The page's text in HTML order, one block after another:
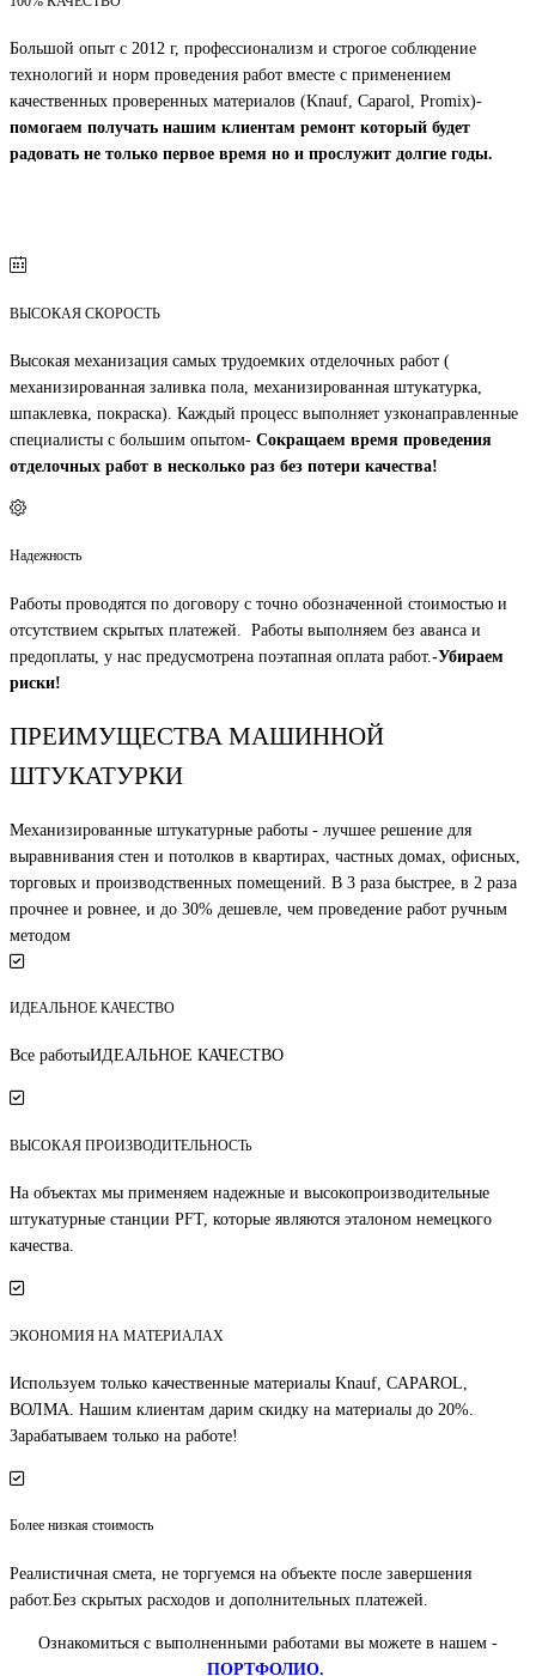
Большой опыт с 2012 г, профессионализм и строгое соблюдение
технологий и норм проведения работ вместе с применением
качественных проверенных материалов (Knauf, Caparol, Promix)-
помогаем получать нашим клиентам ремонт который будет
радовать не только первое время но и прослужит долгие годы.
ВЫСОКАЯ СКОРОСТЬ
Высокая механизация самых трудоемких отделочных работ (
механизированная заливка пола, механизированная штукатурка,
шпаклевка, покраска). Каждый процесс выполняет узконаправленные
специалисты с большим опытом- Сокращаем время проведения
отделочных работ в несколько раз без потери качества!
Надежность
Работы проводятся по договору с точно обозначенной стоимостью и
отсутствием скрытых платежей. Работы выполняем без аванса и
предоплаты, у нас предусмотрена поэтапная оплата работ. -Убираем
риски!
ПРЕИМУЩЕСТВА МАШИННОЙ
ШТУКАТУРКИ
Механизированные штукатурные работы - лучшее решение для
выравнивания стен и потолков в квартирах, частных домах, офисных,
торговых и производственных помещений. В 3 раза быстрее, в 2 раза
прочнее и ровнее, и до 30% дешевле, чем проведение работ ручным
методом
ИДЕАЛЬНОЕ КАЧЕСТВО
Все работыИДЕАЛЬНОЕ КАЧЕСТВО
ВЫСОКАЯ ПРОИЗВОДИТЕЛЬНОСТь
На объектах мы применяем надежные и высокопроизводительные
штукатурные станции PFT, которые являются эталоном немецкого
качества.
ЭКОНОМИЯ НА МАТЕРИАЛАХ
Используем только качественные материалы Knauf, CAPAROL,
ВОЛМА. Нашим клиентам дарим скидку на материалы до 20%.
Зарабатываем только на работе!
Более низкая стоимость
Реалистичная смета, не торгуемся на объекте после завершения
работ.Без скрытых расходов и дополнительных платежей.
Ознакомиться с выполненными работами вы можете в нашем -
ПОРТФОЛИО.